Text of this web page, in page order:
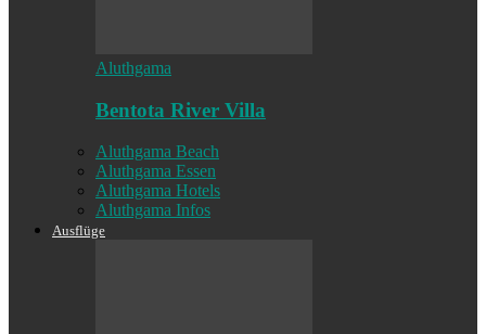
Aluthgama
Bentota River Villa
Aluthgama Beach
Aluthgama Essen
Aluthgama Hotels
Aluthgama Infos
Ausflüge